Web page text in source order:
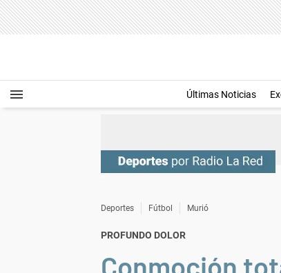
Últimas Noticias
Deportes Fútbol Murió
PROFUNDO DOLOR
Conmoción